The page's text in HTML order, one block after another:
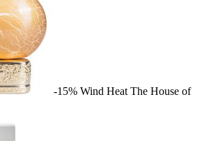
-15% Wind Heat The House of